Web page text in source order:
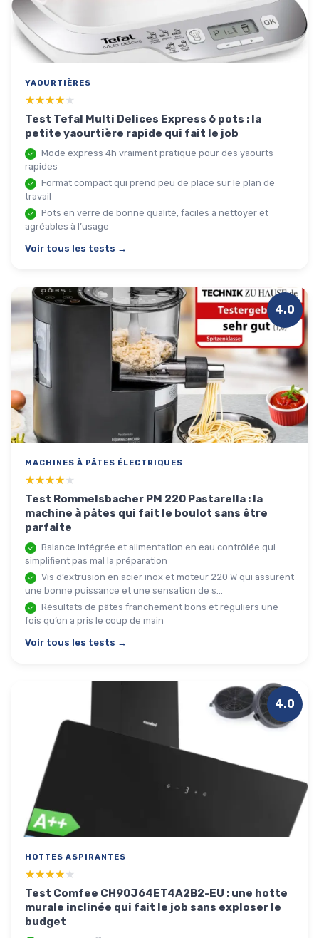
YAOURTIÈRES
★★★★★
★★★★★
Test Tefal Multi Delices Express 6 pots : la
petite yaourtière rapide qui fait le job
Mode express 4h vraiment pratique pour des yaourts
rapides
Format compact qui prend peu de place sur le plan de
travail
Pots en verre de bonne qualité, faciles à nettoyer et
agréables à l’usage
Voir tous les tests →
4.0
MACHINES À PÂTES ÉLECTRIQUES
★★★★★
★★★★★
Test Rommelsbacher PM 220 Pastarella : la
machine à pâtes qui fait le boulot sans être
parfaite
Balance intégrée et alimentation en eau contrôlée qui
simplifient pas mal la préparation
Vis d’extrusion en acier inox et moteur 220 W qui assurent
une bonne puissance et une sensation de s...
Résultats de pâtes franchement bons et réguliers une
fois qu’on a pris le coup de main
Voir tous les tests →
4.0
HOTTES ASPIRANTES
★★★★★
★★★★★
Test Comfee CH90J64ET4A2B2-EU : une hotte
murale inclinée qui fait le job sans exploser le
budget